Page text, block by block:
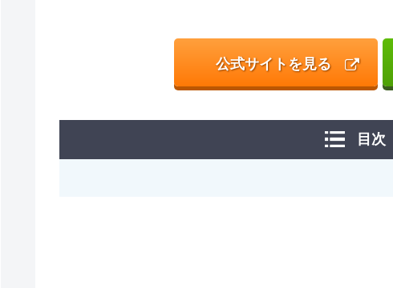
公式サイトを見る
目次